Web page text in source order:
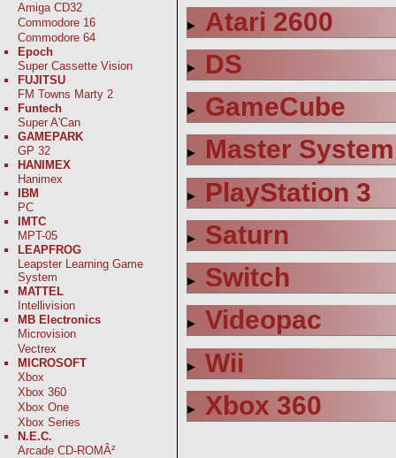
Amiga CD32
Commodore 16
Commodore 64
Epoch
Super Cassette Vision
FUJITSU
FM Towns Marty 2
Funtech
Super A'Can
GAMEPARK
GP 32
HANIMEX
Hanimex
IBM
PC
IMTC
MPT-05
LEAPFROG
Leapster Learning Game
System
MATTEL
Intellivision
MB Electronics
Microvision
Vectrex
MICROSOFT
Xbox
Xbox 360
Xbox One
Xbox Series
N.E.C.
Arcade CD-ROMÂ²
Atari 2600
DS
GameCube
Master System
PlayStation 3
Saturn
Switch
Videopac
Wii
Xbox 360